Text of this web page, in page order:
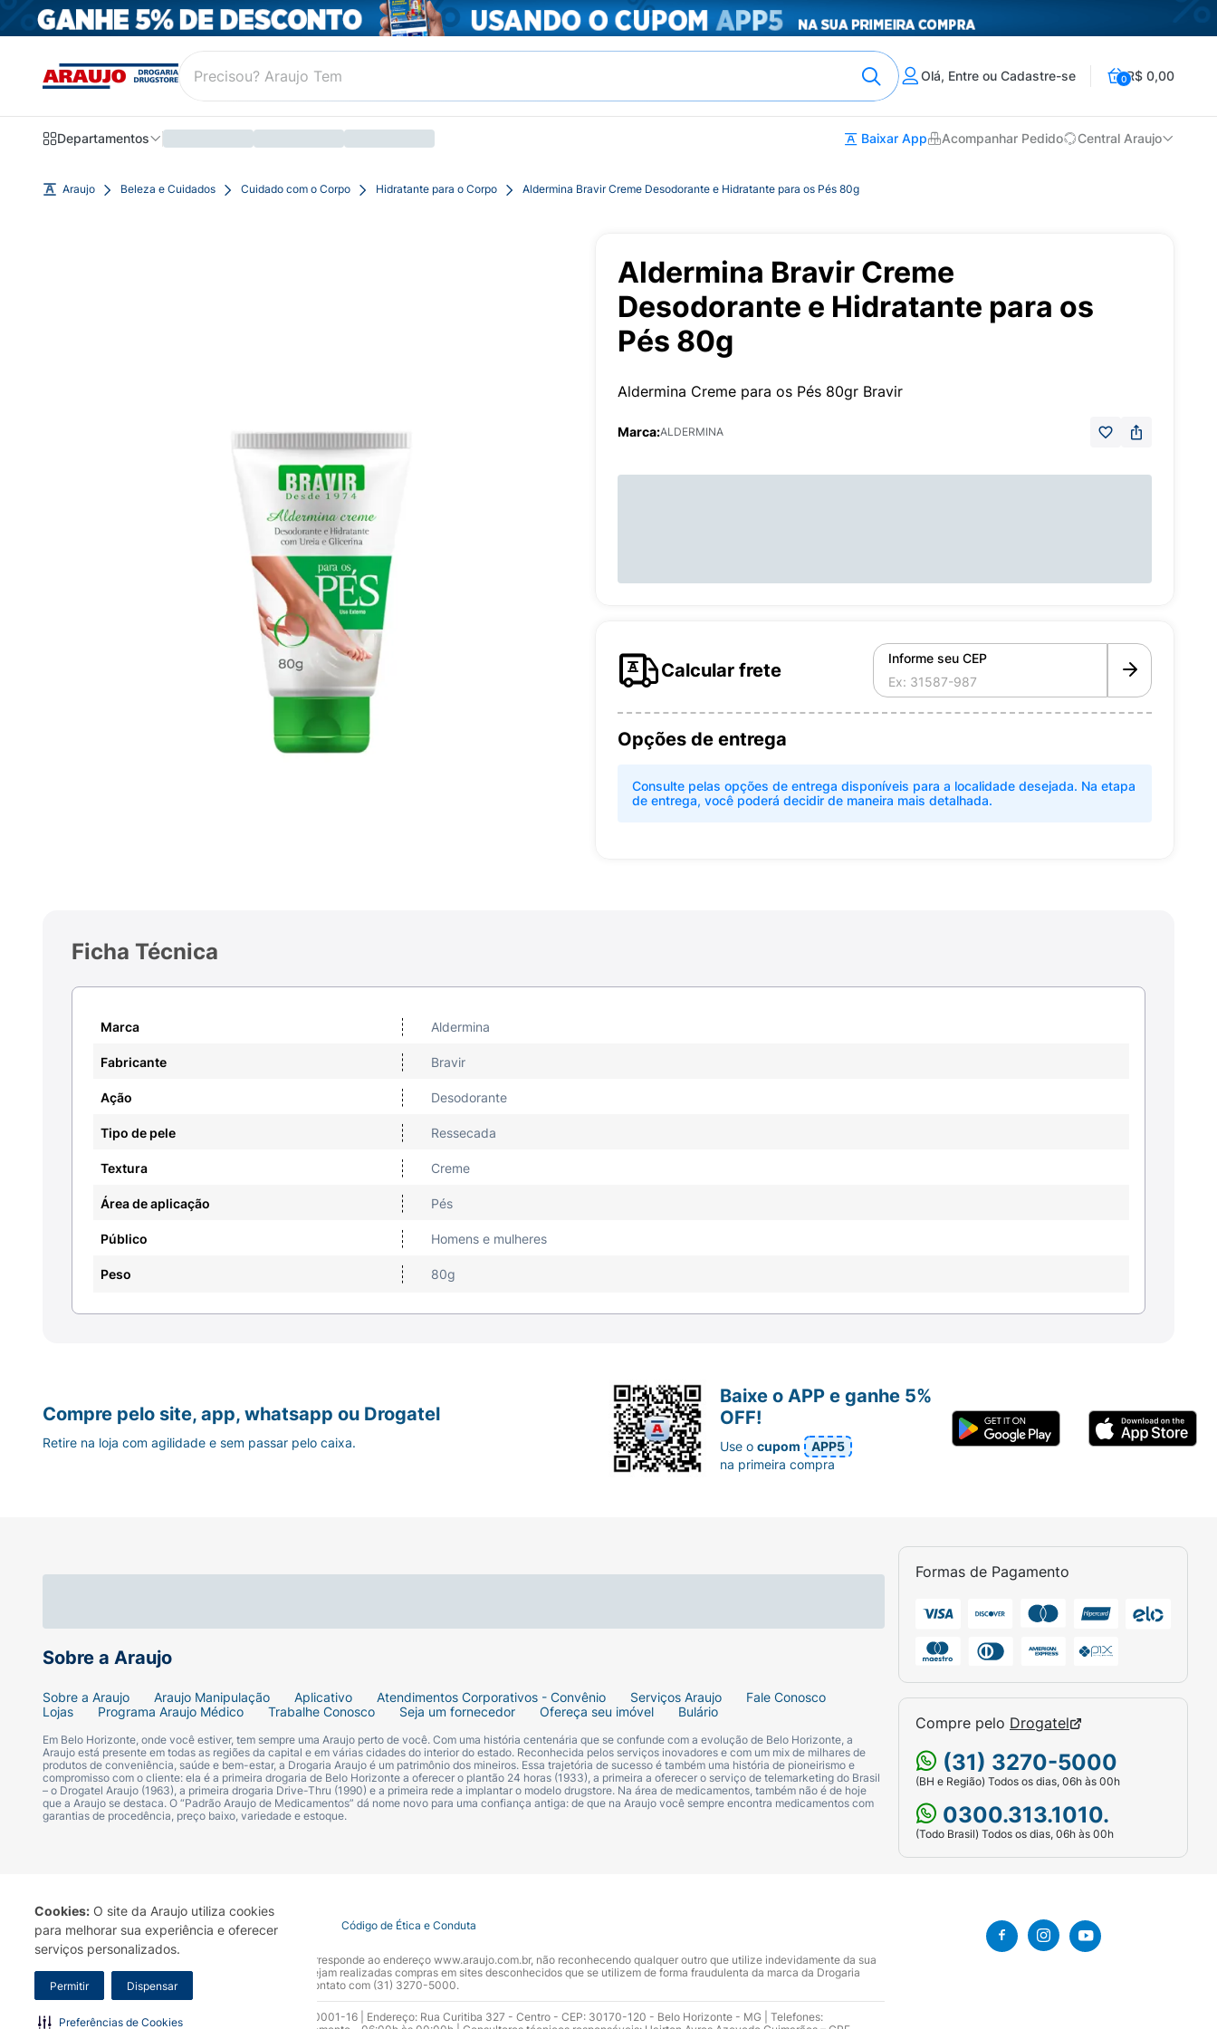
Cookies: O site da Araujo utiliza cookies
para melhorar sua experiência e oferecer
serviços personalizados.
Permitir Dispensar
Preferências de Cookies
Olá, Entre ou Cadastre-se 0R$ 0,00
Departamentos Baixar App Acompanhar Pedido Central Araujo
Araujo Beleza e Cuidados Cuidado com o Corpo Hidratante para o Corpo Aldermina Bravir Creme Desodorante e Hidratante para os Pés 80g
Aldermina Bravir Creme
Desodorante e Hidratante para os
Pés 80g
Aldermina Creme para os Pés 80gr Bravir
Marca:ALDERMINA
Calcular frete
Informe seu CEP
Opções de entrega
Consulte pelas opções de entrega disponíveis para a localidade desejada. Na etapa
de entrega, você poderá decidir de maneira mais detalhada.
Ficha Técnica
Marca Aldermina
Fabricante Bravir
Ação Desodorante
Tipo de pele Ressecada
Textura Creme
Área de aplicação Pés
Público Homens e mulheres
Peso 80g
Sobre a Araujo
Sobre a Araujo Araujo Manipulação Aplicativo Atendimentos Corporativos - Convênio Serviços Araujo
Fale Conosco
Lojas
Programa Araujo Médico Trabalhe Conosco Seja um fornecedor Ofereça seu imóvel Bulário
Em Belo Horizonte, onde você estiver, tem sempre uma Araujo perto de você. Com uma história centenária que se confunde com a evolução de Belo Horizonte, a
Araujo está presente em todas as regiões da capital e em várias cidades do interior do estado. Reconhecida pelos serviços inovadores e com um mix de milhares de
produtos de conveniência, saúde e bem-estar, a Drogaria Araujo é um patrimônio dos mineiros. Essa trajetória de sucesso é também uma história de pioneirismo e
compromisso com o cliente: ela é a primeira drogaria de Belo Horizonte a oferecer o plantão 24 horas (1933), a primeira a oferecer o serviço de telemarketing do Brasil
– o Drogatel Araujo (1963), a primeira drogaria Drive-Thru (1990) e a primeira rede a implantar o modelo drugstore. Na área de medicamentos, também não é de hoje
que a Araujo se destaca. O “Padrão Araujo de Medicamentos” dá nome novo para uma confiança antiga: de que na Araujo você sempre encontra medicamentos com
garantias de procedência, preço baixo, variedade e estoque.
Formas de Pagamento
Compre pelo Drogatel
(31) 3270-5000
(BH e Região) Todos os dias, 06h às 00h
0300.313.1010.
(Todo Brasil) Todos os dias, 06h às 00h
Compre pelo site, app, whatsapp ou Drogatel
Retire na loja com agilidade e sem passar pelo caixa.
Baixe o APP e ganhe 5%
OFF!
Use ocupom
APP5
na primeira compra
Termo de Uso Portal da Privacidade Covid-19 Código de Ética e Conduta
A Drogaria Araujo S/A informa que o seu site oficial corresponde ao endereço www.araujo.com.br, não reconhecendo qualquer outro que utilize indevidamente da sua
marca. Para sua segurança recomendamos que não sejam realizadas compras em sites desconhecidos que se utilizem de forma fraudulenta da marca da Drogaria
Araujo S.A. Em caso de dúvidas, gentileza entrar em contato com (31) 3270-5000.
Razão Social: Drogaria Araujo S.A | CNPJ: 17.256.512.0001-16 | Endereço: Rua Curitiba 327 - Centro - CEP: 30170-120 - Belo Horizonte - MG | Telefones: